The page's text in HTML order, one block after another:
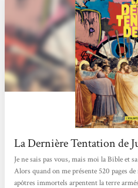
La Dernière Tentation de
Je ne sais pas vous, mais moi la Bible et
Alors quand on me présente 520 pages
apôtres immortels arpentent la terre